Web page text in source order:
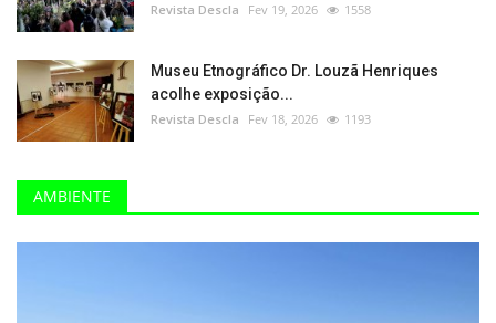
Revista Descla Fev 19, 2026 1558
Museu Etnográfico Dr. Louzã Henriques
acolhe exposição...
Revista Descla Fev 18, 2026 1193
AMBIENTE